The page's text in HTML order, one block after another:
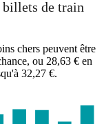
de train
chers peuvent être
ou 28,63 € en
32,27 €.